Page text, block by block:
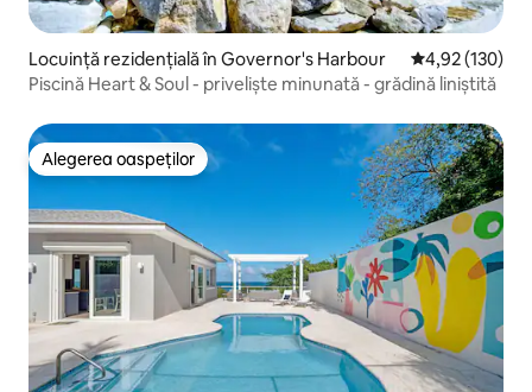
Locuință rezidențială în Governor's Harbour Scor mediu de
4,92 (130)
Piscină Heart & Soul - priveliște minunată - grădină liniștită
Alegerea oaspeților
Alegerea oaspeților